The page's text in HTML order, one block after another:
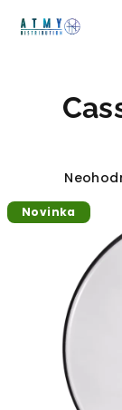
produktu
Novinka